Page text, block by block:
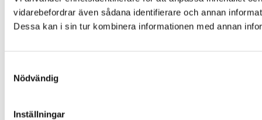
vidarebefordrar även sådana identifierare och annan
Dessa kan i sin tur kombinera informationen med annan
Nödvändig
Inställningar